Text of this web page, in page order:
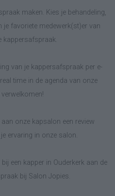
maken. Kies je behandeling,
je favoriete medewerk(st)er van
kappersafspraak.
van je kappersafspraak per e-
time in de agenda van onze
onze kapsalon een review
ervaring in onze salon.
een kapper in Ouderkerk aan de
bij Salon Jopies.